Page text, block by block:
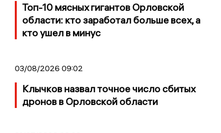
Топ-10 мясных гигантов Орловской
области: кто заработал больше всех, а
кто ушел в минус
03/08/2026 09:02
Клычков назвал точное число сбитых
дронов в Орловской области